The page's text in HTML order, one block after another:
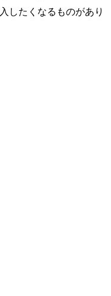
したくなるものがあり